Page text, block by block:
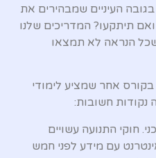
העיניים שמבהירים את
ואם תיתקעו? המדריכים שלנו
הנראה לא תמצאו
אחר שמציע לימודי
נקודות חשובות:
חוקי התנועה עשויים
עם מידע לפני חמש